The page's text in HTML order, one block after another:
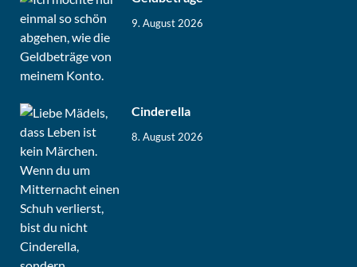
9. August 2026
Cinderella
8. August 2026